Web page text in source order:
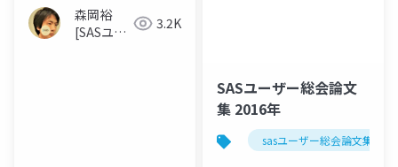
森岡裕
[SASユー
3.2K
SASユーザー総会論文
集 2016年
sasユーザー総会論文集